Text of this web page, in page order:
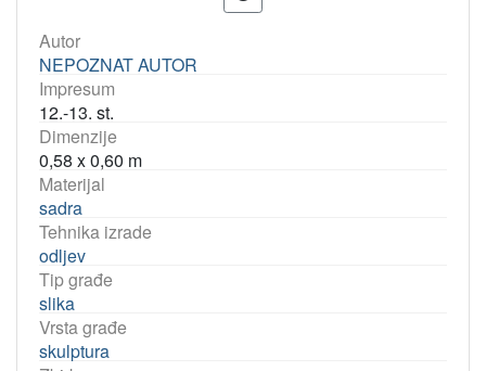
Autor
NEPOZNAT AUTOR
Impresum
12.-13. st.
Dimenzije
0,58 x 0,60 m
Materijal
sadra
Tehnika izrade
odljev
Tip građe
slika
Vrsta građe
skulptura